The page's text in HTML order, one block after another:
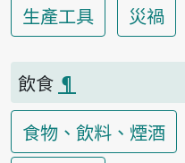
生產工具
災禍
飲食 ¶
食物、飲料、煙酒